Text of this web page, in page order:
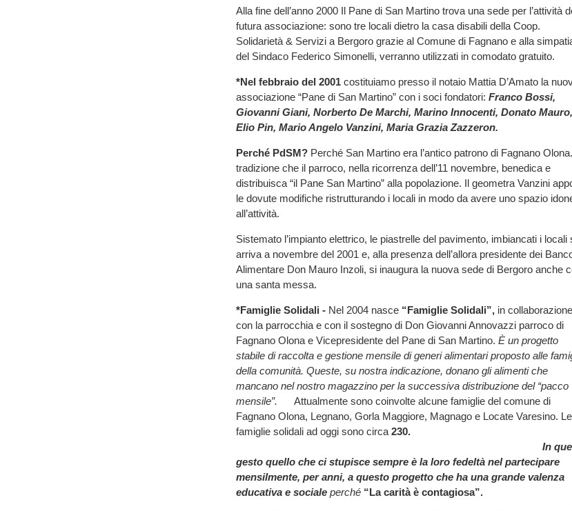
Alla fine dell’anno 2000 Il Pane di San Martino trova una sede per l’attività
futura associazione: sono tre locali dietro la casa disabili della Coop.
Solidarietà & Servizi a Bergoro grazie al Comune di Fagnano e alla
del Sindaco Federico Simonelli, verranno utilizzati in comodato gratuito.
*Nel febbraio del 2001 costituiamo presso il notaio Mattia D’Amato la
associazione “Pane di San Martino” con i soci fondatori: Franco Bossi,
Giovanni Giani, Norberto De Marchi, Marino Innocenti, Donato Mauro,
Elio Pin, Mario Angelo Vanzini, Maria Grazia Zazzeron.
Perché PdSM? Perché San Martino era l’antico patrono di Fagnano
tradizione che il parroco, nella ricorrenza dell’11 novembre, benedica e
distribuisca “il Pane San Martino” alla popolazione. Il geometra Vanzini
le dovute modifiche ristrutturando i locali in modo da avere uno spazio
all’attività.
Sistemato l’impianto elettrico, le piastrelle del pavimento, imbiancati i locali
arriva a novembre del 2001 e, alla presenza dell’allora presidente dei
Alimentare Don Mauro Inzoli, si inaugura la nuova sede di Bergoro anche
una santa messa.
*Famiglie Solidali - Nel 2004 nasce “Famiglie Solidali”, in collaborazione
con la parrocchia e con il sostegno di Don Giovanni Annovazzi parroco di
Fagnano Olona e Vicepresidente del Pane di San Martino. È un progetto
stabile di raccolta e gestione mensile di generi alimentari proposto alle
della comunità. Queste, su nostra indicazione, donano gli alimenti che
mancano nel nostro magazzino per la successiva distribuzione del “pacco
mensile”. Attualmente sono coinvolte alcune famiglie del comune di
Fagnano Olona, Legnano, Gorla Maggiore, Magnago e Locate Varesino. Le
famiglie solidali ad oggi sono circa230.
In
gesto quello che ci stupisce sempre è la loro fedeltà nel partecipare
mensilmente, per anni, a questo progetto che ha una grande valenza
educativa e sociale perché “La carità è contagiosa”.